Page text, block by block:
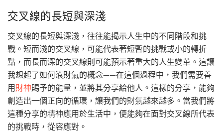
交叉線的長短與深淺
交叉線的長短與深淺，往往能揭示人生中的不同階段和挑
戰。短而淺的交叉線，可能代表著短暫的挑戰或小的轉折
點，而長而深的交叉線則可能預示著重大的人生變革。這讓
我想起了如何滾財氣的概念——在這個過程中，我們需要善
用財神賜予的能量，並將其分享給他人。這樣的分享，能夠
創造出一個正向的循環，讓我們的財氣越來越多。當我們將
這種分享的精神應用於生活中，便能夠在面對交叉線所代表
的挑戰時，從容應對。